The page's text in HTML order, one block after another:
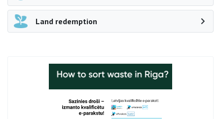
Land redemption